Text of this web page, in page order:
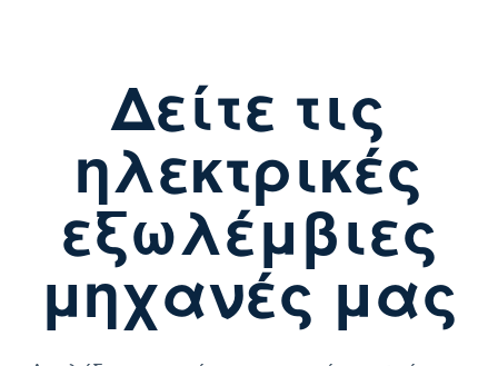
Δείτε τις
ηλεκτρικές
εξωλέμβιες
μηχανές μας